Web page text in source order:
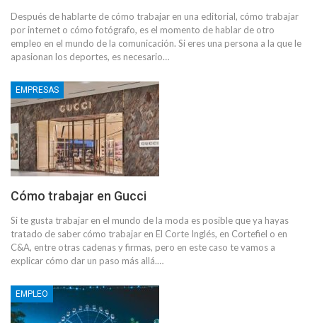
Después de hablarte de cómo trabajar en una editorial, cómo trabajar
por internet o cómo fotógrafo, es el momento de hablar de otro
empleo en el mundo de la comunicación. Si eres una persona a la que le
apasionan los deportes, es necesario…
EMPRESAS
Cómo trabajar en Gucci
Si te gusta trabajar en el mundo de la moda es posible que ya hayas
tratado de saber cómo trabajar en El Corte Inglés, en Cortefiel o en
C&A, entre otras cadenas y firmas, pero en este caso te vamos a
explicar cómo dar un paso más allá.…
EMPLEO